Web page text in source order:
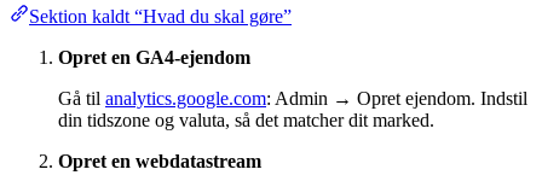
Sektion kaldt “Hvad du skal gøre”
Opret en GA4-ejendom
Gå til analytics.google.com: Admin → Opret ejendom. Indstil
din tidszone og valuta, så det matcher dit marked.
Opret en webdatastream